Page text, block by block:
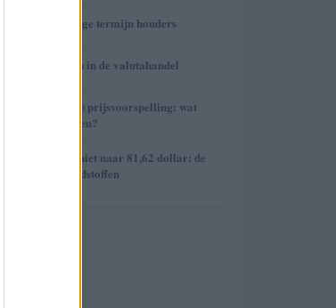
De kracht van lange termijn houders
Risico’s en kansen in de valutahandel
Avalanche (AVAX) prijsvoorspelling: wat
staat ons te wachten?
Brent olieprijs schiet naar 81,62 dollar: de
week van de grondstoffen